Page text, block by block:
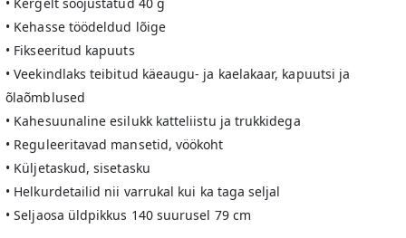
• Kehasse töödeldud lõige
• Fikseeritud kapuuts
• Veekindlaks teibitud käeaugu- ja kaelakaar, kapuutsi ja
õlaõmblused
• Kahesuunaline esilukk katteliistu ja trukkidega
• Reguleeritavad mansetid, vöökoht
• Küljetaskud, sisetasku
• Helkurdetailid nii varrukal kui ka taga seljal
• Seljaosa üldpikkus 140 suurusel 79 cm